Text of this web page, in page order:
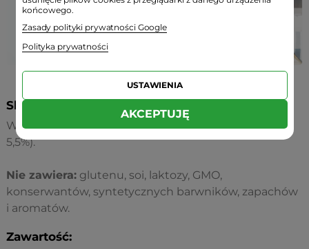
Składniki:
Woda oczyszczona z kwasem fulwowym (4,5% do
5,5%).
Nie zawiera: glutenu, soi, laktozy, GMO,
konserwantów, syntetycznych barwników, zapachów
i aromatów.
Zawartość:
końcowego.
Zasady polityki prywatności Google
Polityka prywatności
USTAWIENIA
AKCEPTUJĘ